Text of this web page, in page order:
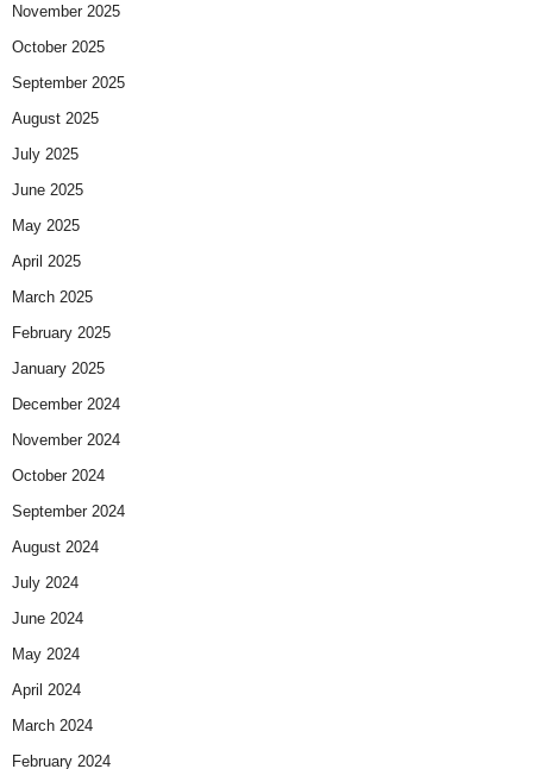
November 2025
October 2025
September 2025
August 2025
July 2025
June 2025
May 2025
April 2025
March 2025
February 2025
January 2025
December 2024
November 2024
October 2024
September 2024
August 2024
July 2024
June 2024
May 2024
April 2024
March 2024
February 2024